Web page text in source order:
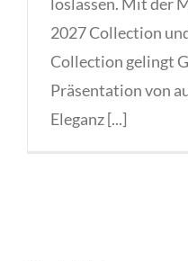
loslassen. Mit der
2027 Collection
Collection gelingt
Präsentation von
Eleganz [...]